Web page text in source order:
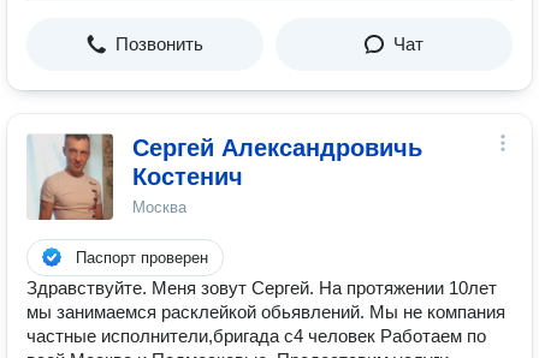
Позвонить Чат
Сергей Александровичь
Костенич
Москва
Паспорт проверен
Здравствуйте. Меня зовут Сергей. На протяжении 10лет
мы занимаемся расклейкой обьявлений. Мы не компания
частные исполнители,бригада с4 человек Работаем по